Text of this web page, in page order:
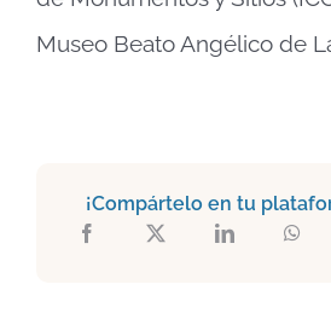
Museo Beato Angélico de
¡Compártelo en tu